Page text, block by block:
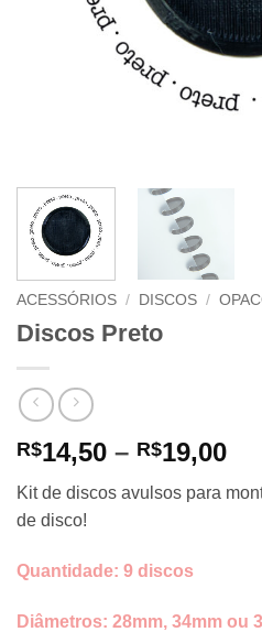
ACESSÓRIOS / DISCOS /
Discos Preto
R$14,50 – R$19,00
Kit de discos avulsos para
de disco!
Quantidade: 9 discos
Diâmetros: 28mm, 34mm ou